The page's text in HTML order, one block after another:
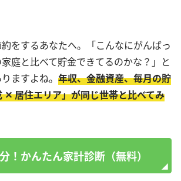
をするあなたへ。「こんなにがんばっ
庭と比べて貯金できてるのかな？」と
ますよね。 年収、金融資産、毎月の貯
✕ 居住エリア」が同じ世帯と比べてみ
！かんたん家計診断（無料）